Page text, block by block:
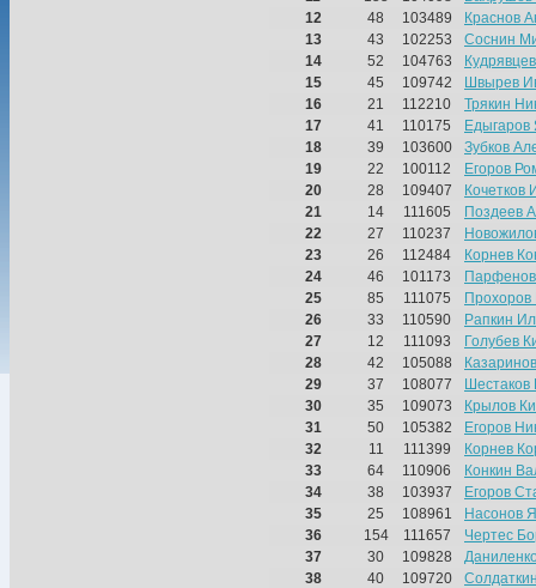
12
48 103489
Краснов
13
43 102253
Соснин
14
52 104763
15
45 109742
Швырев
16
21 112210
Трякин
17
41 110175
Едыгаров
18
39 103600
Зубков
19
22 100112
Егоров
20
28 109407
Кочетков
21
14 111605
Поздеев
22
27 110237
23
26 112484
Корнев
24
46 101173
25
85 111075
26
33 110590
Рапкин
27
12 111093
Голубев
28
42 105088
29
37 108077
Шестаков
30
35 109073
Крылов
31
50 105382
Егоров
32
11 111399
Корнев
33
64 110906
Конкин
34
38 103937
Егоров
35
25 108961
Насонов
36
154 111657
Чертес
37
30 109828
38
40 109720